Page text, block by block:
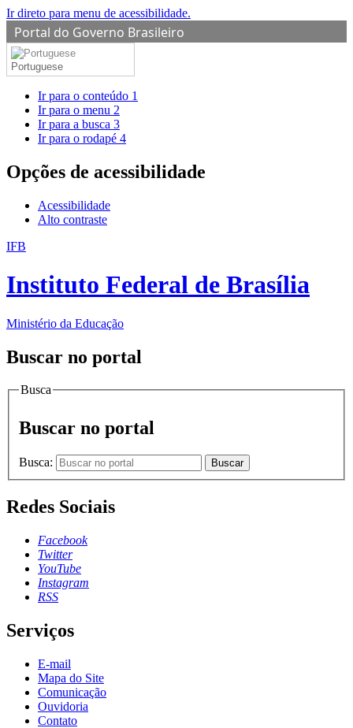
Ir direto para menu de acessibilidade.
Portal do Governo Brasileiro
Portuguese
Ir para o conteúdo 1
Ir para o menu 2
Ir para a busca 3
Ir para o rodapé 4
Opções de acessibilidade
Acessibilidade
Alto contraste
IFB
Instituto Federal de Brasília
Ministério da Educação
Buscar no portal
Busca
Buscar no portal
Busca: Buscar
Redes Sociais
Facebook
Twitter
YouTube
Instagram
RSS
Serviços
E-mail
Mapa do Site
Comunicação
Ouvidoria
Contato